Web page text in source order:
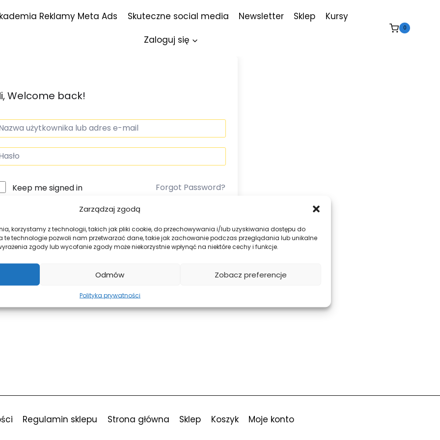
Zarządzaj zgodą
korzystamy z technologii, takich jak pliki cookie, do przechowywania i/lub uzyskiwania dostępu do
te technologie pozwoli nam przetwarzać dane, takie jak zachowanie podczas przeglądania lub unikalne
zgody lub wycofanie zgody może niekorzystnie wpłynąć na niektóre cechy i funkcje.
Odmów Zobacz preferencje
Polityka prywatności
Reklamy Meta Ads Skuteczne social media Newsletter Sklep
Kursy
Zaloguj się
0
Welcome back!
Keep me signed in Forgot Password?
Don't have an account?Register Now
Regulamin sklepu Strona główna Sklep Koszyk Moje konto